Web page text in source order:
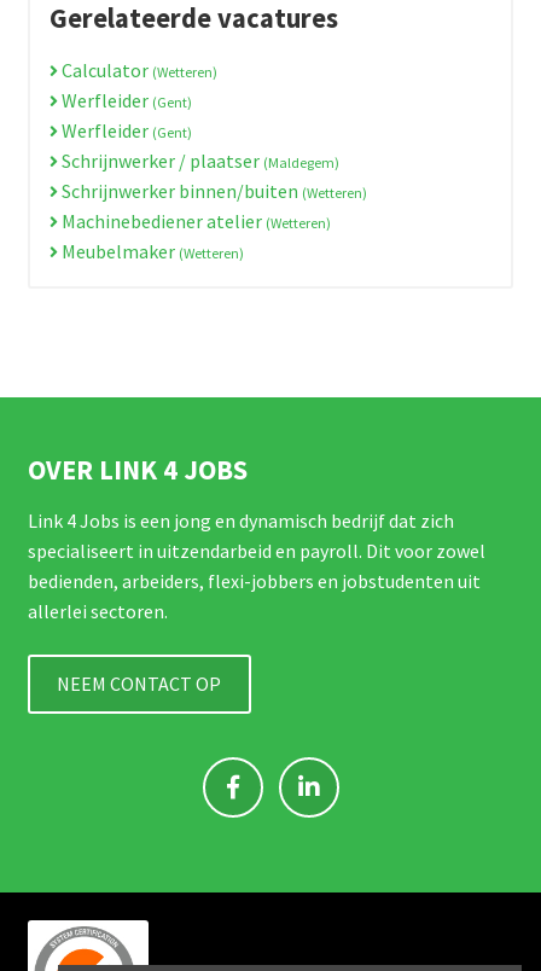
Gerelateerde vacatures
Calculator (Wetteren)
Werfleider (Gent)
Werfleider (Gent)
Schrijnwerker / plaatser (Maldegem)
Schrijnwerker binnen/buiten (Wetteren)
Machinebediener atelier (Wetteren)
Meubelmaker (Wetteren)
OVER LINK 4 JOBS
Link 4 Jobs is een jong en dynamisch bedrijf dat zich
specialiseert in uitzendarbeid en payroll. Dit voor zowel
bedienden, arbeiders, flexi-jobbers en jobstudenten uit
allerlei sectoren.
NEEM CONTACT OP